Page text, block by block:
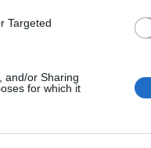
Targeted
and/or Sharing
for which it